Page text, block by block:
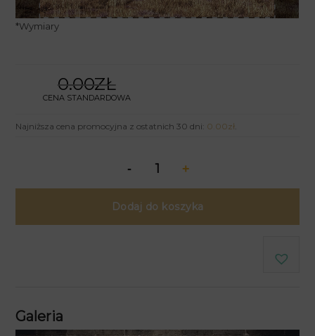
*Wymiary
0.00ZŁ
CENA STANDARDOWA
Najniższa cena promocyjna z ostatnich 30 dni: 0.00zł.
Dodaj do koszyka
Galeria